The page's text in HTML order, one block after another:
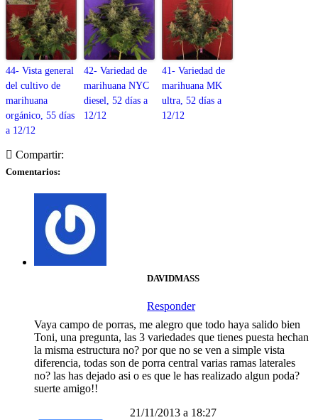
44- Vista general
del cultivo de
marihuana
orgánico, 55 días
a 12/12
42- Variedad de
marihuana NYC
diesel, 52 días a
12/12
41- Variedad de
marihuana MK
ultra, 52 días a
12/12
Compartir:
Comentarios:
DAVIDMASS
Responder
Vaya campo de porras, me alegro que todo haya salido bien
Toni, una pregunta, las 3 variedades que tienes puesta hechan
la misma estructura no? por que no se ven a simple vista
diferencia, todas son de porra central varias ramas laterales
no? las has dejado asi o es que le has realizado algun poda?
suerte amigo!!
21/11/2013 a 18:27